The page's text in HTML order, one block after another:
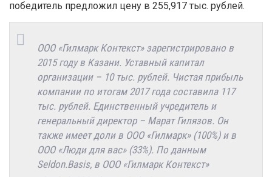
победитель предложил цену в 255,917 тыс. рублей.
ООО «Гилмарк Контекст» зарегистрировано в
2015 году в Казани. Уставный капитал
организации – 10 тыс. рублей. Чистая прибыль
компании по итогам 2017 года составила 117
тыс. рублей. Единственный учредитель и
генеральный директор – Марат Гилязов. Он
также имеет доли в ООО «Гилмарк» (100%) и в
ООО «Люди для вас» (33%). По данным
Seldon.Basis, в ООО «Гилмарк Контекст»